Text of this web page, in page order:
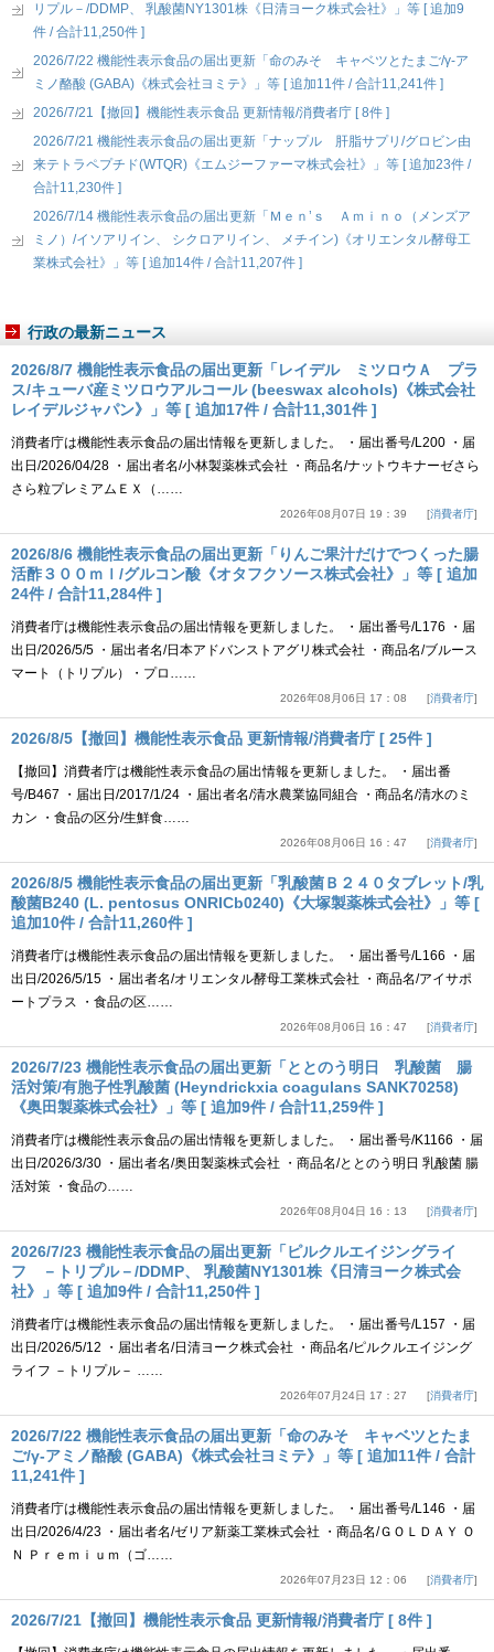
リプル－/DDMP、 乳酸菌NY1301株《日清ヨーク株式会社》」等 [ 追加9
件 / 合計11,250件 ]
2026/7/22 機能性表示食品の届出更新「命のみそ キャベツとたまご/γ-ア
ミノ酪酸 (GABA)《株式会社ヨミテ》」等 [ 追加11件 / 合計11,241件 ]
2026/7/21【撤回】機能性表示食品 更新情報/消費者庁 [ 8件 ]
2026/7/21 機能性表示食品の届出更新「ナップル 肝脂サプリ/グロビン由
来テトラペプチド(WTQR)《エムジーファーマ株式会社》」等 [ 追加23件 /
合計11,230件 ]
2026/7/14 機能性表示食品の届出更新「Ｍｅｎ’ｓ Ａｍｉｎｏ（メンズア
ミノ）/イソアリイン、 シクロアリイン、 メチイン)《オリエンタル酵母工
業株式会社》」等 [ 追加14件 / 合計11,207件 ]
行政の最新ニュース
2026/8/7 機能性表示食品の届出更新「レイデル ミツロウＡ プラ
ス/キューバ産ミツロウアルコール (beeswax alcohols)《株式会社
レイデルジャパン》」等 [ 追加17件 / 合計11,301件 ]
消費者庁は機能性表示食品の届出情報を更新しました。 ・届出番号/L200 ・届
出日/2026/04/28 ・届出者名/小林製薬株式会社 ・商品名/ナットウキナーゼさら
さら粒プレミアムＥＸ（……
2026年08月07日 19：39 消費者庁
2026/8/6 機能性表示食品の届出更新「りんご果汁だけでつくった腸
活酢３００ｍｌ/グルコン酸《オタフクソース株式会社》」等 [ 追加
24件 / 合計11,284件 ]
消費者庁は機能性表示食品の届出情報を更新しました。 ・届出番号/L176 ・届
出日/2026/5/5 ・届出者名/日本アドバンストアグリ株式会社 ・商品名/ブルース
マート（トリプル）・プロ……
2026年08月06日 17：08 消費者庁
2026/8/5【撤回】機能性表示食品 更新情報/消費者庁 [ 25件 ]
【撤回】消費者庁は機能性表示食品の届出情報を更新しました。 ・届出番
号/B467 ・届出日/2017/1/24 ・届出者名/清水農業協同組合 ・商品名/清水のミ
カン ・食品の区分/生鮮食……
2026年08月06日 16：47 消費者庁
2026/8/5 機能性表示食品の届出更新「乳酸菌Ｂ２４０タブレット/乳
酸菌B240 (L. pentosus ONRICb0240)《大塚製薬株式会社》」等 [
追加10件 / 合計11,260件 ]
消費者庁は機能性表示食品の届出情報を更新しました。 ・届出番号/L166 ・届
出日/2026/5/15 ・届出者名/オリエンタル酵母工業株式会社 ・商品名/アイサポ
ートプラス ・食品の区……
2026年08月06日 16：47 消費者庁
2026/7/23 機能性表示食品の届出更新「ととのう明日 乳酸菌 腸
活対策/有胞子性乳酸菌 (Heyndrickxia coagulans SANK70258)
《奥田製薬株式会社》」等 [ 追加9件 / 合計11,259件 ]
消費者庁は機能性表示食品の届出情報を更新しました。 ・届出番号/K1166 ・届
出日/2026/3/30 ・届出者名/奥田製薬株式会社 ・商品名/ととのう明日 乳酸菌 腸
活対策 ・食品の……
2026年08月04日 16：13 消費者庁
2026/7/23 機能性表示食品の届出更新「ピルクルエイジングライ
フ －トリプル－/DDMP、 乳酸菌NY1301株《日清ヨーク株式会
社》」等 [ 追加9件 / 合計11,250件 ]
消費者庁は機能性表示食品の届出情報を更新しました。 ・届出番号/L157 ・届
出日/2026/5/12 ・届出者名/日清ヨーク株式会社 ・商品名/ピルクルエイジング
ライフ －トリプル－ ……
2026年07月24日 17：27 消費者庁
2026/7/22 機能性表示食品の届出更新「命のみそ キャベツとたま
ご/γ-アミノ酪酸 (GABA)《株式会社ヨミテ》」等 [ 追加11件 / 合計
11,241件 ]
消費者庁は機能性表示食品の届出情報を更新しました。 ・届出番号/L146 ・届
出日/2026/4/23 ・届出者名/ゼリア新薬工業株式会社 ・商品名/ＧＯＬＤＡＹ Ｏ
Ｎ Ｐｒｅｍｉｕｍ（ゴ……
2026年07月23日 12：06 消費者庁
2026/7/21【撤回】機能性表示食品 更新情報/消費者庁 [ 8件 ]